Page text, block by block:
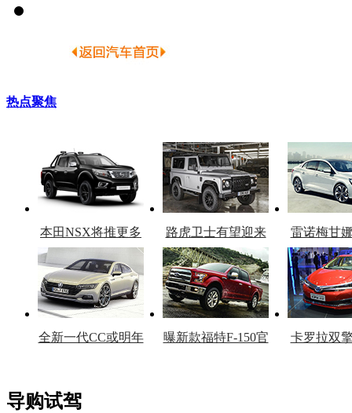
热点聚焦
本田NSX将推更多
车型
路虎卫士有望迎来
复产
雷诺梅甘
官
全新一代CC或明年
曝新款福特F-150官
卡罗拉双
导购试驾